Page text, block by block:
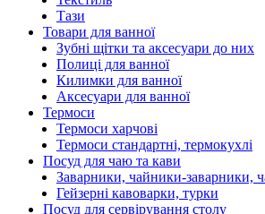
Тази
Товари для ванної
Зубні щітки та аксесуари до них
Полиці для ванної
Килимки для ванної
Аксесуари для ванної
Термоси
Термоси харчові
Термоси стандартні, термокухлі
Посуд для чаю та кави
Заварники, чайники-заварники,
Гейзерні кавоварки, турки
Посуд для сервірування столу